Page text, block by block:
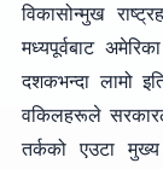
विकासोन्मुख
मध्यपूर्वबाट
दशकभन्दा लामो
वकिलहरूले
तर्कको एउटा